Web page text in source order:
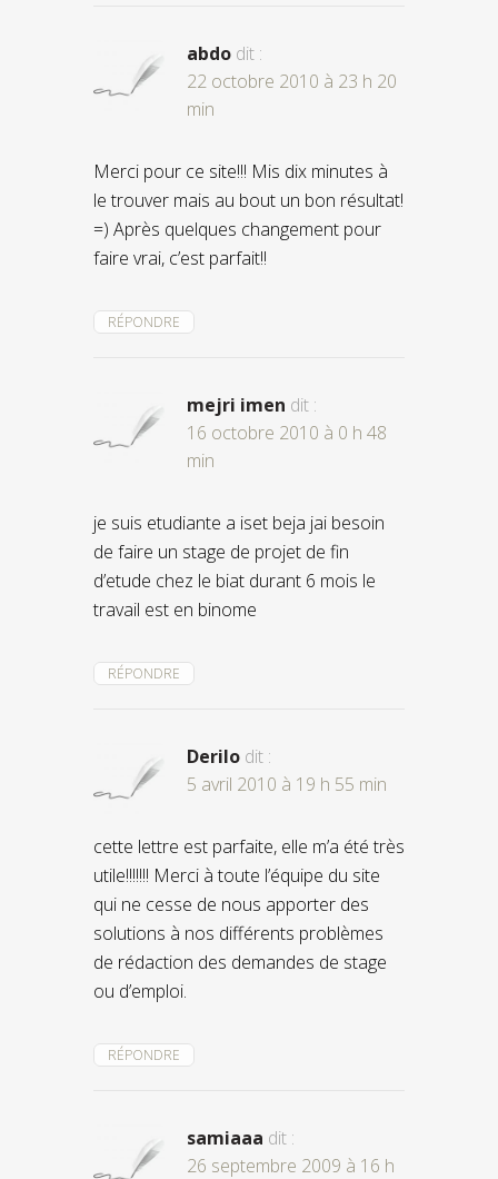
abdo dit :
22 octobre 2010 à 23 h 20
min
Merci pour ce site!!! Mis dix minutes à
le trouver mais au bout un bon résultat!
=) Après quelques changement pour
faire vrai, c’est parfait!!
RÉPONDRE
mejri imen dit :
16 octobre 2010 à 0 h 48
min
je suis etudiante a iset beja jai besoin
de faire un stage de projet de fin
d’etude chez le biat durant 6 mois le
travail est en binome
RÉPONDRE
Derilo dit :
5 avril 2010 à 19 h 55 min
cette lettre est parfaite, elle m’a été très
utile!!!!!!! Merci à toute l’équipe du site
qui ne cesse de nous apporter des
solutions à nos différents problèmes
de rédaction des demandes de stage
ou d’emploi.
RÉPONDRE
samiaaa dit :
26 septembre 2009 à 16 h